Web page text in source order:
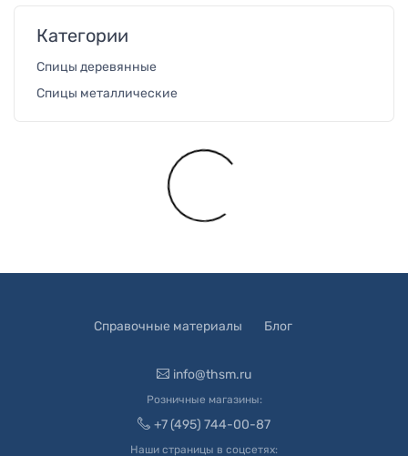
Категории
Спицы деревянные
Спицы металлические
Загружается...
Справочные материалы Блог
info@thsm.ru
Розничные магазины:
+7 (495) 744-00-87
Наши страницы в соцсетях: